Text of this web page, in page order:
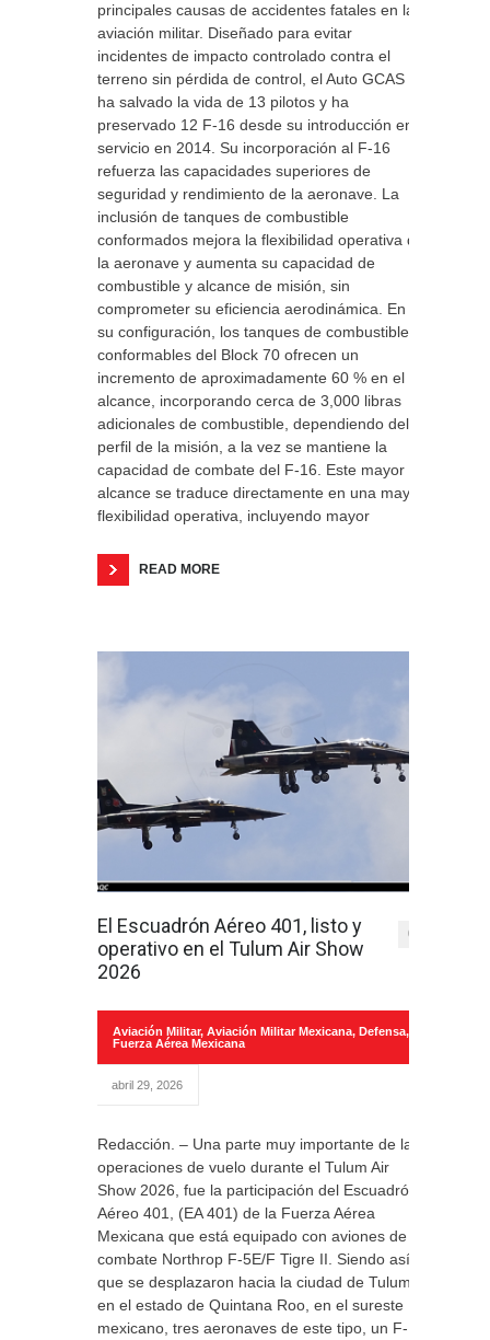
principales causas de accidentes fatales en la
aviación militar. Diseñado para evitar
incidentes de impacto controlado contra el
terreno sin pérdida de control, el Auto GCAS
ha salvado la vida de 13 pilotos y ha
preservado 12 F-16 desde su introducción en
servicio en 2014. Su incorporación al F-16
refuerza las capacidades superiores de
seguridad y rendimiento de la aeronave. La
inclusión de tanques de combustible
conformados mejora la flexibilidad operativa de
la aeronave y aumenta su capacidad de
combustible y alcance de misión, sin
comprometer su eficiencia aerodinámica. En
su configuración, los tanques de combustible
conformables del Block 70 ofrecen un
incremento de aproximadamente 60 % en el
alcance, incorporando cerca de 3,000 libras
adicionales de combustible, dependiendo del
perfil de la misión, a la vez se mantiene la
capacidad de combate del F-16. Este mayor
alcance se traduce directamente en una mayor
flexibilidad operativa, incluyendo mayor
READ MORE
El Escuadrón Aéreo 401, listo y
operativo en el Tulum Air Show
2026
0
Aviación Militar, Aviación Militar Mexicana, Defensa,
Fuerza Aérea Mexicana
abril 29, 2026
Redacción. – Una parte muy importante de las
operaciones de vuelo durante el Tulum Air
Show 2026, fue la participación del Escuadrón
Aéreo 401, (EA 401) de la Fuerza Aérea
Mexicana que está equipado con aviones de
combate Northrop F-5E/F Tigre II. Siendo así
que se desplazaron hacia la ciudad de Tulum
en el estado de Quintana Roo, en el sureste
mexicano, tres aeronaves de este tipo, un F-